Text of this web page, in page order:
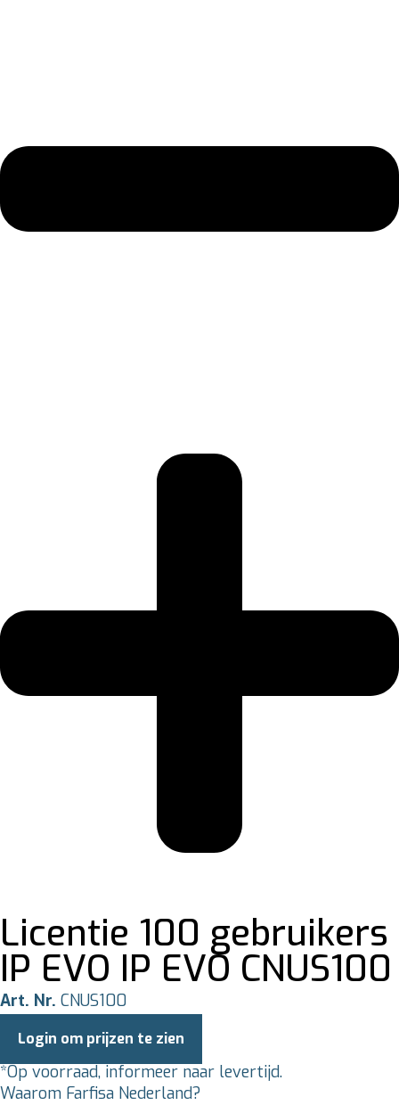
Licentie 100 gebruikers
IP EVO IP EVO CNUS100
Art. Nr. CNUS100
Login om prijzen te zien
*Op voorraad, informeer naar levertijd.
Waarom Farfisa Nederland?